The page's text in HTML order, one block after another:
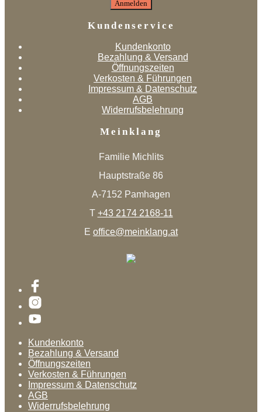
Kundenservice
Kundenkonto
Bezahlung & Versand
Öffnungszeiten
Verkosten & Führungen
Impressum & Datenschutz
AGB
Widerrufsbelehrung
Meinklang
Familie Michlits
Hauptstraße 86
A-7152 Pamhagen
T +43 2174 2168-11
E office@meinklang.at
Kundenkonto
Bezahlung & Versand
Öffnungszeiten
Verkosten & Führungen
Impressum & Datenschutz
AGB
Widerrufsbelehrung